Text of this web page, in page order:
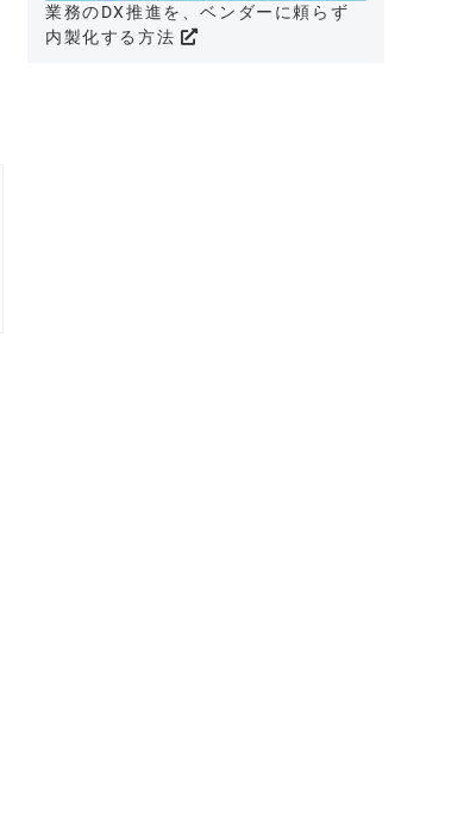
業務のDX推進を、ベンダーに頼らず
内製化する方法